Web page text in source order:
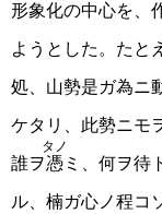
形象化の中心を、
ようとした。たと
処、山勢是ガ為ニ
ケタリ、此勢ニモ
誰ヲ憑
タノ
ミ、何ヲ待
ル、楠ガ心ノ程コ